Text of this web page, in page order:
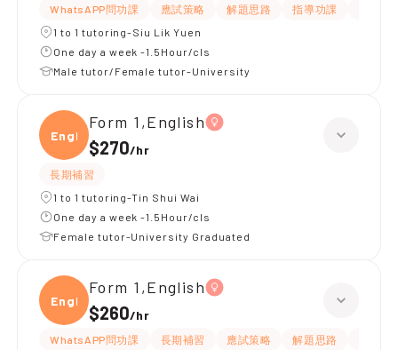
WhatsAPP問功課 應試策略 解題思路 指導功課
1 to 1 tutoring-Siu Lik Yuen
One day a week -1.5Hour/cls
Male tutor/Female tutor-University
Engli
Form 1,English
$270/hr
長期補習
1 to 1 tutoring-Tin Shui Wai
One day a week -1.5Hour/cls
Female tutor-University Graduated
Engli
Form 1,English
$260/hr
WhatsAPP問功課 長期補習 應試策略 解題思路